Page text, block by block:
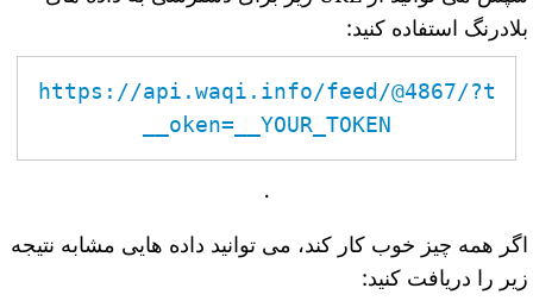
بلادرنگ استفاده کنید:
https://api.waqi.info/feed/@4867/?t
oken=__YOUR_TOKEN__
.
اگر همه چیز خوب کار کند، می توانید داده هایی مشابه نتیجه
زیر را دریافت کنید: